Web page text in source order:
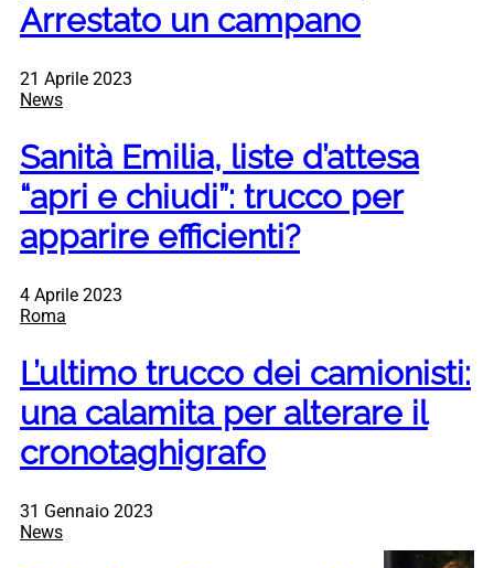
Arrestato un campano
21 Aprile 2023
News
Sanità Emilia, liste d’attesa
“apri e chiudi”: trucco per
apparire efficienti?
4 Aprile 2023
Roma
L’ultimo trucco dei camionisti:
una calamita per alterare il
cronotaghigrafo
31 Gennaio 2023
News